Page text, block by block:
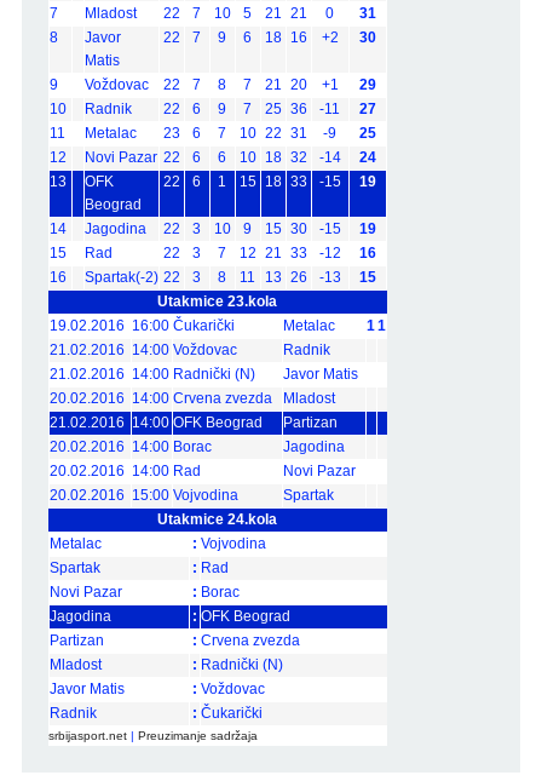
7 Mladost 22 7 10 5 21 21 0
31
8
Javor
Matis
22 7 9 6 18 16 +2 30
9 Voždovac 22 7 8 7 21 20 +1
29
10
Radnik 22 6 9 7 25 36 -11
27
11
Metalac 23 6 7 10 22 31 -9
25
12
Novi Pazar 22 6 6 10 18 32 -14
24
13
OFK
Beograd
22 6 1 15 18 33 -15 19
14 Jagodina 22 3 10 9 15 30 -15
19
15
Rad 22 3 7 12 21 33 -12
16
16
Spartak(-2) 22 3 8 11 13 26 -13
15
Utakmice 23.kola
19.02.2016 16:00 Čukarički Metalac 11
21.02.2016 14:00 Voždovac
Radnik
21.02.2016 14:00 Radnički (N)
Javor Matis
20.02.2016 14:00 Crvena zvezda
Mladost
21.02.2016 14:00 OFK Beograd
Partizan
20.02.2016 14:00 Borac
Jagodina
20.02.2016 14:00 Rad
Novi Pazar
20.02.2016 15:00 Vojvodina
Spartak
Utakmice 24.kola
Metalac
: Vojvodina
Spartak
: Rad
Novi Pazar
: Borac
Jagodina
: OFK Beograd
Partizan
: Crvena zvezda
Mladost
: Radnički (N)
Javor Matis
: Voždovac
Radnik
: Čukarički
srbijasport.net| Preuzimanje sadržaja